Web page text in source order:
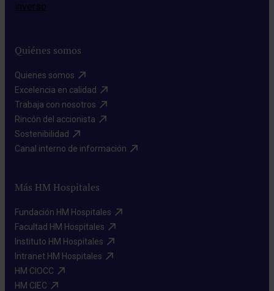
Quiénes somos
Quienes somos​
Excelencia en calidad​
Trabaja con nosotros​
Rincón del accionista​
Sostenibilidad​
Canal interno de información​
Más HM Hospitales
Fundación HM Hospitales​
Facultad HM Hospitales​
Instituto HM Hospitales​
Intranet HM Hospitales​
HM CIOCC​
HM CIEC​